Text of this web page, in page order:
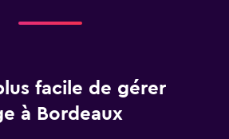
facile de gérer
à Bordeaux